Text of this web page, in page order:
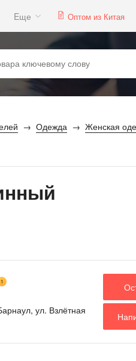
Eще Оптом из Китая
Одежда Женская
1
ул. Взлётная